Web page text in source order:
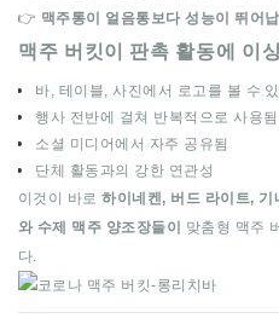
👉 맥주통이 얼음통보다 성능이 뛰어
맥주 버킷이 판촉 활동에 이
바, 테이블, 사진에서 로고를 볼 수
행사 전반에 걸쳐 반복적으로 사용됨
소셜 미디어에서 자주 공유됨
단체 활동과의 강한 연관성
이것이 바로하이네켄, 버드 라이트,
와 수제 맥주 양조장들이
맞춤형 맥주
다.